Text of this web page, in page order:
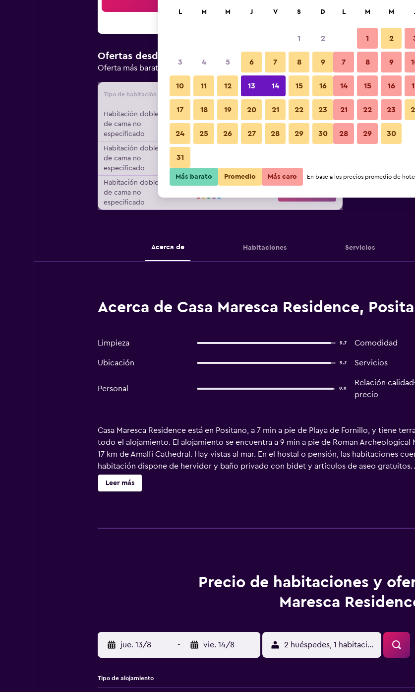
Ofertas desde
Oferta más barata de precio por noche
Tipo de habitación Proveedor
Habitación doble, Tipo
de cama no
especificado
S/ 1,032 Ver oferta
Habitación doble, Tipo
de cama no
especificado
Habitación doble, Tipo
de cama no
especificado
Acerca de Habitaciones Servicios
Acerca de Casa Maresca Residence,
Limpieza 9.7 Comodidad
Ubicación 9.7 Servicios
Personal 9.9
Relación
precio
Casa Maresca Residence está en Positano, a 7 min a pie de Playa de Fornillo, y tiene
todo el alojamiento. El alojamiento se encuentra a 9 min a pie de Roman Archeological
17 km de Amalfi Cathedral. Hay vistas al mar. En el hostal o pensión, las habitaciones
habitación dispone de hervidor y baño privado con bidet y artículos de aseo gratuitos.
horno. En Casa Maresca Residence, cada habitación está equipada con ropa de cama y
y Marina di Puolo está a 21 km. El aeropuerto (Aeropuerto internacional de Nápoles)
Leer más
Precio de habitaciones y
Maresca
jue. 13/8 - vie. 14/8 2 huéspedes, 1 habitación
Tipo de alojamiento
L M M J V S D
1 2
3 4 5 6 7 8 9
10 11 12 13 14 15 16
17 18 19 20 21 22 23
24 25 26 27 28 29 30
31
L M M
1 2
7 8 9
14 15 16
21 22 23
28 29 30
Más barato Promedio Más caro En base a los precios promedio de